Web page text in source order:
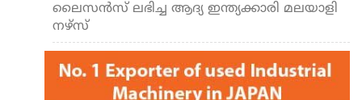
ലൈസന്‍സ് ലഭിച്ച ആദ്യ ഇന്ത്യക്കാരി മലയാളി
നഴ്സ്